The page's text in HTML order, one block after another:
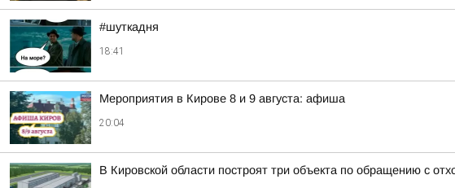
#шуткадня
18:41
Мероприятия в Кирове 8 и 9 августа: афиша
20:04
В Кировской области построят три объекта по обращению с